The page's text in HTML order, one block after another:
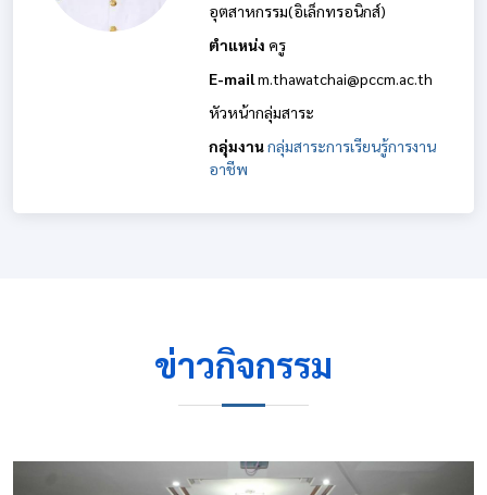
อุตสาหกรรม(อิเล็กทรอนิกส์)
ตำแหน่ง ครู
E-mailm.thawatchai@pccm.ac.th
หัวหน้ากลุ่มสาระ
กลุ่มงานกลุ่มสาระการเรียนรู้การงาน
อาชีพ
ข่าวกิจกรรม